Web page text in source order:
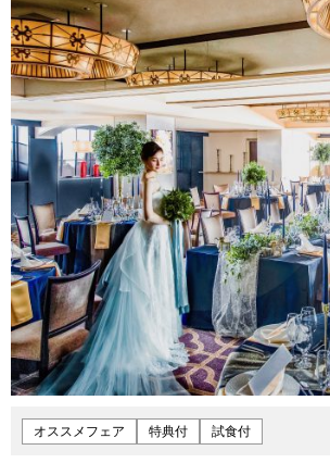
オススメフェア 特典付 試食付